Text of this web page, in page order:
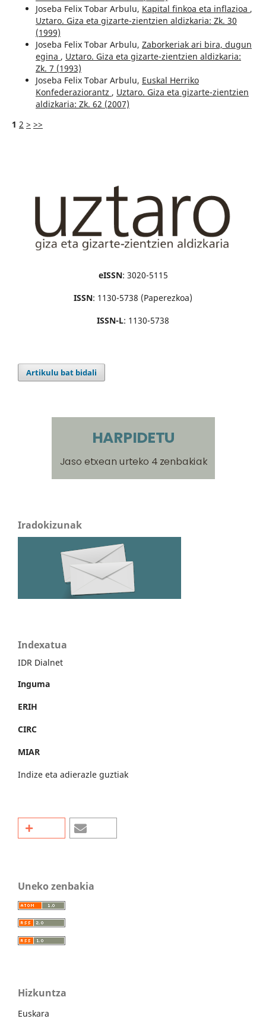
Joseba Felix Tobar Arbulu, Kapital finkoa eta inflazioa ,
Uztaro. Giza eta gizarte-zientzien aldizkaria: Zk. 30
(1999)
Joseba Felix Tobar Arbulu, Zaborkeriak ari bira, dugun
egina , Uztaro. Giza eta gizarte-zientzien aldizkaria:
Zk. 7 (1993)
Joseba Felix Tobar Arbulu, Euskal Herriko
Konfederaziorantz , Uztaro. Giza eta gizarte-zientzien
aldizkaria: Zk. 62 (2007)
1 2 > >>
eISSN: 3020-5115
ISSN: 1130-5738 (Paperezkoa)
ISSN-L: 1130-5738
Artikulu bat bidali
Iradokizunak
Indexatua
IDR Dialnet
Inguma
ERIH
CIRC
MIAR
Indize eta adierazle guztiak
Uneko zenbakia
Hizkuntza
Euskara